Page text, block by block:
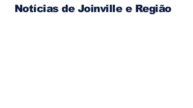
Notícias de Joinville e Região